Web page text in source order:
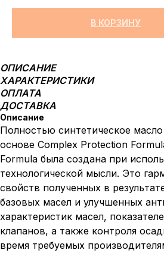
В КОРЗИНУ
ОПИСАНИЕ
ХАРАКТЕРИСТИКИ
ОПЛАТА
ДОСТАВКА
Описание
Полностью синтетическое
основе Complex Protection
Formula была создана при
технологической мысли. Это
свойств полученных в
базовых масел и улучшенных
характеристик масел,
клапанов, а также контроля
время требуемых